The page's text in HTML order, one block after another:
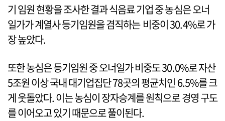
기 임원 현황을 조사한 결과 식음료 기업 중 농심은 오너
일가가 계열사 등기임원을 겸직하는 비중이 30.4%로 가
장 높았다.
또한 농심은 등기임원 중 오너일가 비중도 30.0%로 자산
5조원 이상 국내 대기업집단 78곳의 평균치인 6.5%를 크
게 웃돌았다. 이는 농심이 장자승계를 원칙으로 경영 구도
를 이어오고 있기 때문으로 풀이된다.